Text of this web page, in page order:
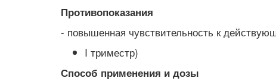
Противопоказания
- повышенная чувствительность к
I триместр)
Способ применения и дозы